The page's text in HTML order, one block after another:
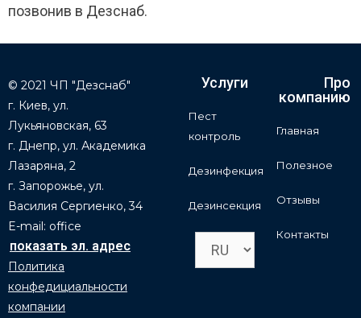
позвонив в Дезснаб.
© 2021 ЧП "Дезснаб"
г. Киев, ул.
Лукьяновская, 63
г. Днепр, ул. Академика
Лазаряна, 2
г. Запорожье, ул.
Василия Сергиенко, 34
E-mail: office
Политика
конфедициальности
компании
Услуги
Пест
контроль
Дезинфекция
Дезинсекция
Про
компанию
Главная
Полезное
Отзывы
Контакты